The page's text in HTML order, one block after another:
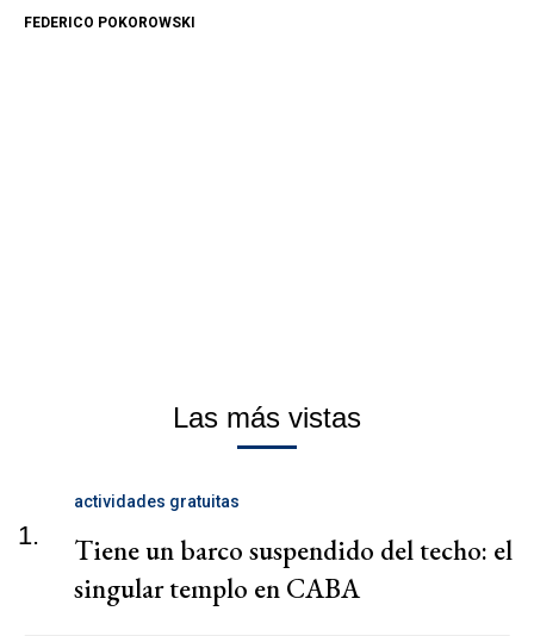
FEDERICO POKOROWSKI
Las más vistas
1.
actividades gratuitas
Tiene un barco suspendido del techo: el
singular templo en CABA